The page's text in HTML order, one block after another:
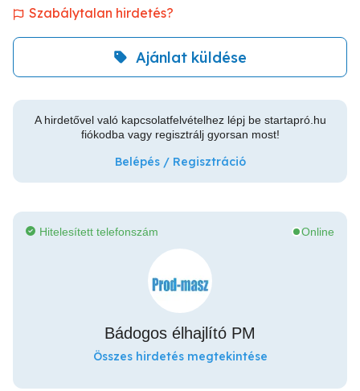
Szabálytalan hirdetés?
Ajánlat küldése
A hirdetővel való kapcsolatfelvételhez lépj be startapró.hu
fiókodba vagy regisztrálj gyorsan most!
Belépés / Regisztráció
Hitelesített telefonszám Online
Bádogos élhajlító PM
Összes hirdetés megtekintése